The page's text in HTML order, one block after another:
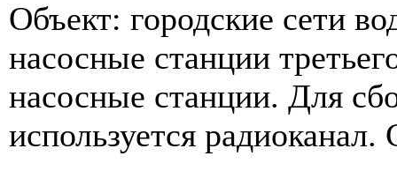
Объект: городские сети
насосные станции
насосные станции. Для
используется